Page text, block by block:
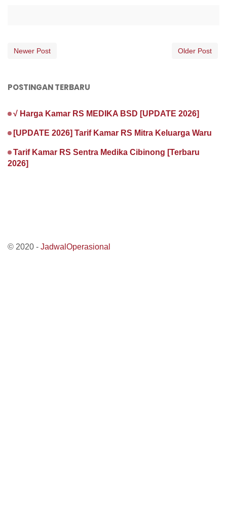
Newer Post Older Post
POSTINGAN TERBARU
√ Harga Kamar RS MEDIKA BSD [UPDATE 2026]
[UPDATE 2026] Tarif Kamar RS Mitra Keluarga Waru
Tarif Kamar RS Sentra Medika Cibinong [Terbaru
2026]
© 2020 - JadwalOperasional